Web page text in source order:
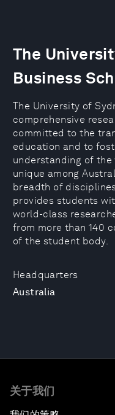
Headquarters
Australia
The
Business
The University of
comprehensive
committed to the
education and to
understanding of
unique among
breadth of
provides students
world-class
from more than 140
of the student body.
关于我们